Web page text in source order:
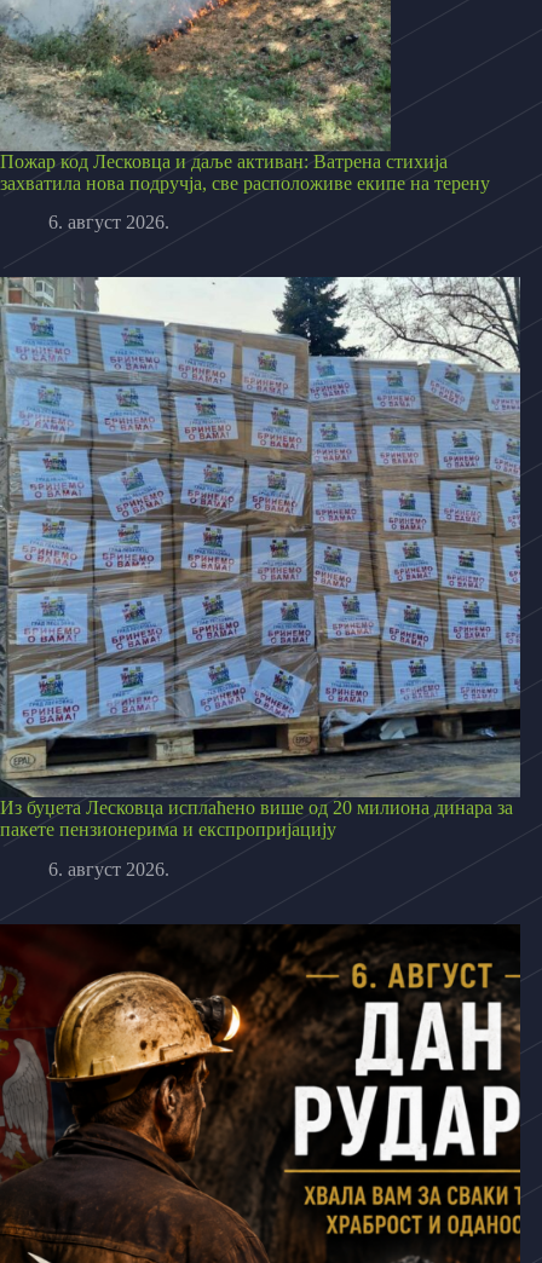
Пожар код Лесковца и даље активан: Ватрена стихија
захватила нова подручја, све расположиве екипе на терену
6. август 2026.
Из буџета Лесковца исплаћено више од 20 милиона динара за
пакете пензионерима и експропријацију
6. август 2026.